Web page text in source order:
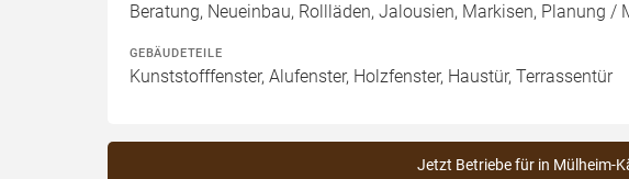
Beratung, Neueinbau, Rollläden, Jalousien, Markisen, Planung /
GEBÄUDETEILE
Kunststofffenster, Alufenster, Holzfenster, Haustür, Terrassentür
Jetzt Betriebe für in Mülheim-